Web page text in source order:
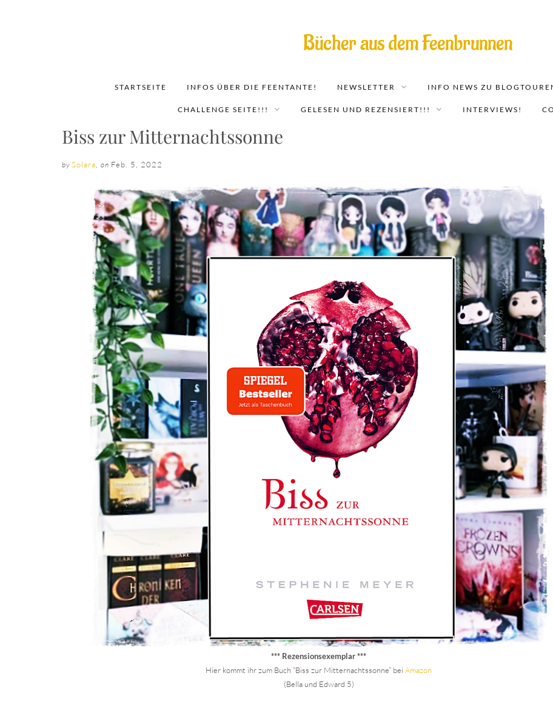
Bücher aus dem Feenbrunnen
STARTSEITE INFOS ÜBER DIE FEENTANTE! NEWSLETTER INFO NEWS ZU
CHALLENGE SEITE!!! GELESEN UND REZENSIERT!!! INTERVIEWS!
Biss zur Mitternachtssonne
by Solara on Feb. 5, 2022
*** Rezensionsexemplar ***
Hier kommt ihr zum Buch “Biss zur Mitternachtssonne” beiAmazon
(Bella und Edward 5)